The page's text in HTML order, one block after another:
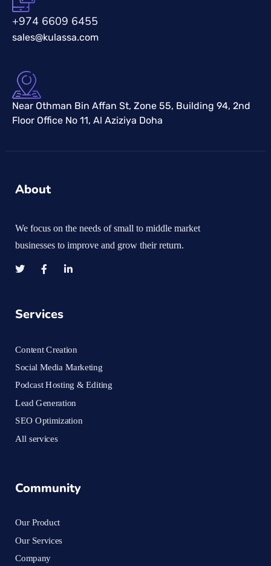
+974 6609 6455
sales@kulassa.com
Near Othman Bin Affan St, Zone 55, Building 94, 2nd
Floor Office No 11, Al Aziziya Doha
About
We focus on the needs of small to middle market
businesses to improve and grow their return.
Services
Content Creation
Social Media Marketing
Podcast Hosting & Editing
Lead Generation
SEO Optimization
All services
Community
Our Product
Our Services
Company